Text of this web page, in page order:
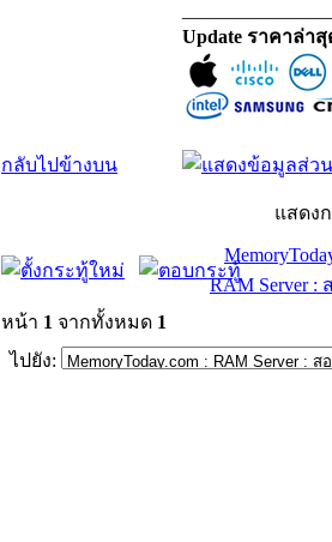
Update ราคาล่า
กลับไปข้างบน
แสดง
RAM Server :
หน้า 1 จากทั้งหมด 1
ไปยัง: